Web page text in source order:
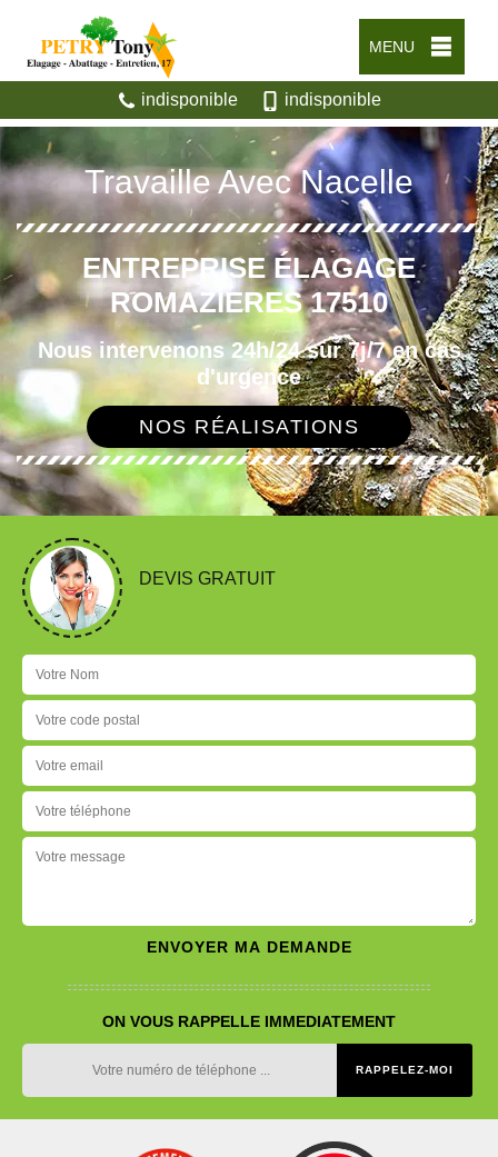
MENU
indisponible indisponible
Travaille Avec Nacelle
ENTREPRISE ÉLAGAGE
ROMAZIERES 17510
Nous intervenons 24h/24 sur 7j/7 en cas
d'urgence
NOS RÉALISATIONS
DEVIS GRATUIT
ON VOUS RAPPELLE IMMEDIATEMENT